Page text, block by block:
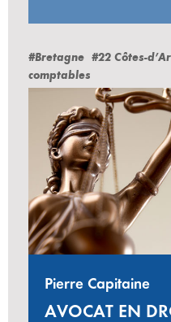
#Bretagne #22 Côtes-
comptables
Pierre Capitaine
AVOCAT EN